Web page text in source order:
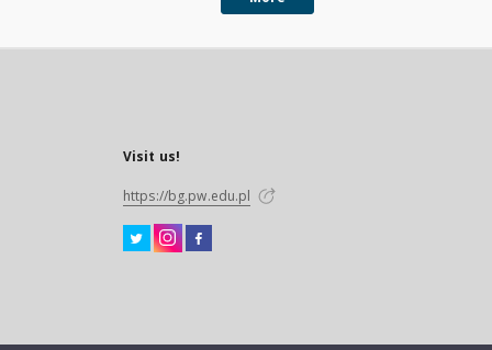
Visit us!
https://bg.pw.edu.pl